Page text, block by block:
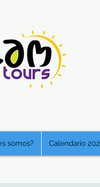
somos? Calendario